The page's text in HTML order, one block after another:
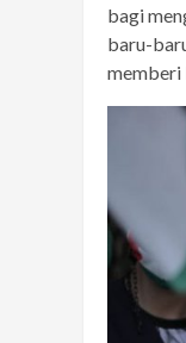
bagi
baru-
memberi